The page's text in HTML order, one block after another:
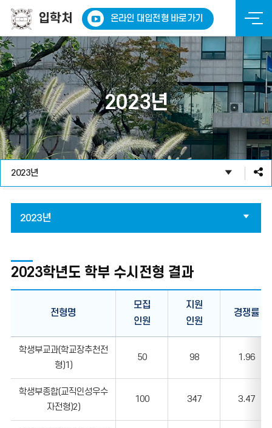
입학처 온라인 대입전형 바로가기
전
체
2023년
2023년
2023년
2023학년도 학부 수시전형 결과
2023학년도
결과
전형명
모집
인원
지원
인원
경쟁률
학생부교과(학교장추천전
형)1)
50 98 1.96
학생부종합(교직인성우수
자전형)2)
100 347 3.47